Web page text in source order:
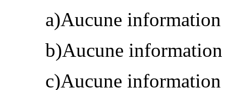
a)Aucune information
b)Aucune information
c)Aucune information